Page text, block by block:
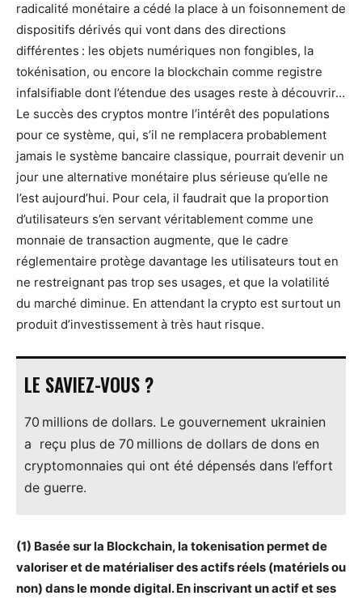
radicalité monétaire a cédé la place à un foisonnement de
dispositifs dérivés qui vont dans des directions
différentes : les objets numériques non fongibles, la
tokénisation, ou encore la blockchain comme registre
infalsifiable dont l’étendue des usages reste à découvrir…
Le succès des cryptos montre l’intérêt des populations
pour ce système, qui, s’il ne remplacera probablement
jamais le système bancaire classique, pourrait devenir un
jour une alternative monétaire plus sérieuse qu’elle ne
l’est aujourd’hui. Pour cela, il faudrait que la proportion
d’utilisateurs s’en servant véritablement comme une
monnaie de transaction augmente, que le cadre
réglementaire protège davantage les utilisateurs tout en
ne restreignant pas trop ses usages, et que la volatilité
du marché diminue. En attendant la crypto est surtout un
produit d’investissement à très haut risque.
LE SAVIEZ-VOUS ?
70 millions de dollars. Le gouvernement ukrainien
a reçu plus de 70 millions de dollars de dons en
cryptomonnaies qui ont été dépensés dans l’effort
de guerre.
(1) Basée sur la Blockchain, la tokenisation permet de
valoriser et de matérialiser des actifs réels (matériels ou
non) dans le monde digital. En inscrivant un actif et ses